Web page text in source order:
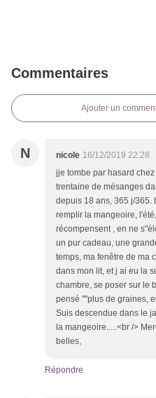
Commentaires
Ajouter un
N nicole 16/12/2019 22:28
jje tombe par hasard
trentaine de mésanges
depuis 18 ans, 365 j/365.
remplir la mangeoire,
récompensent , en ne
un pur cadeau, une
temps, ma fenêtre de ma
dans mon lit, et j ai eu la
chambre, se poser sur le
pensé ""plus de graines,
Suis descendue dans le
la mangeoire.....<br />
belles,
Répondre